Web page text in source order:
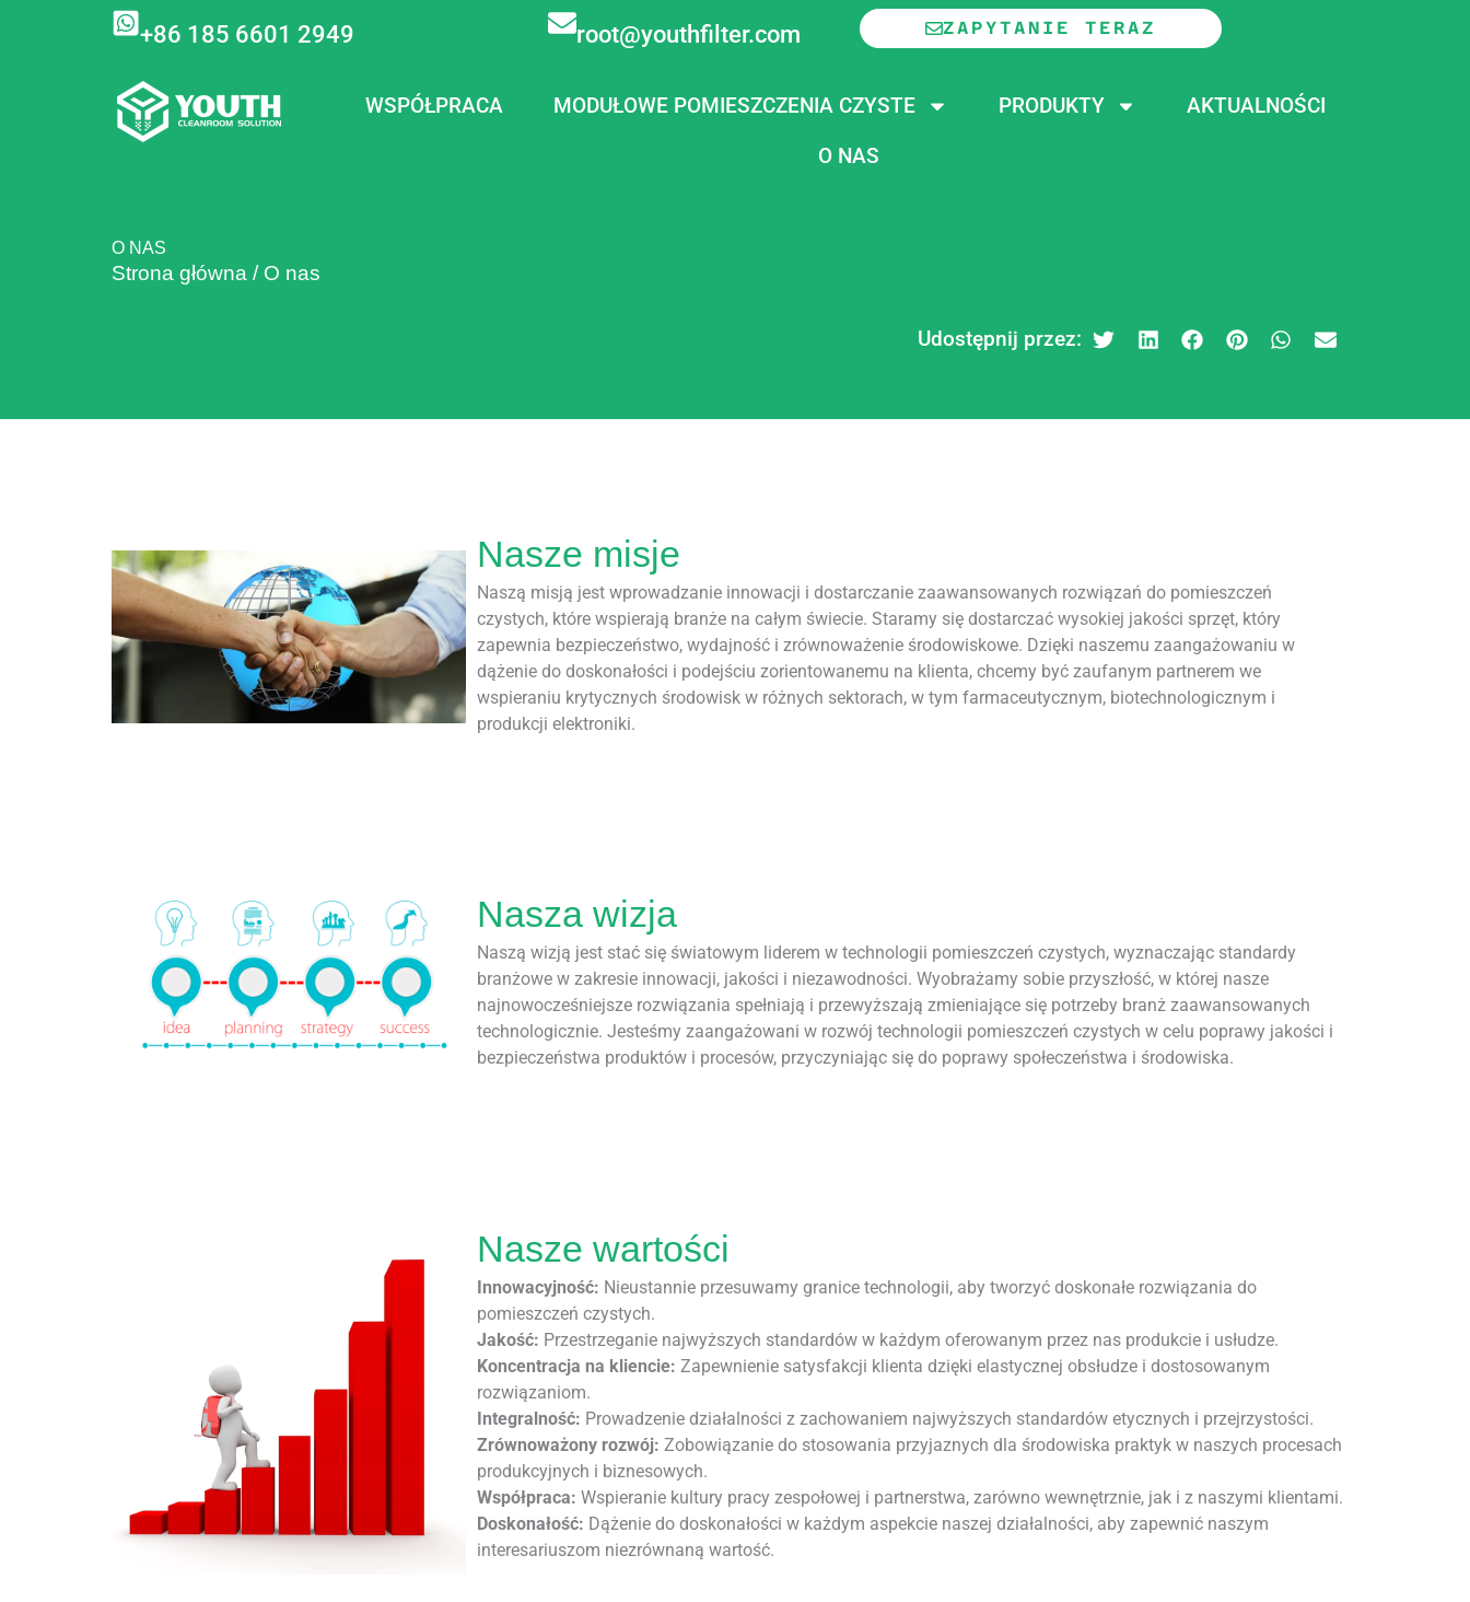
+86 185 6601 2949 root@youthfilter.com ZAPYTANIE TERAZ
WSPÓŁPRACA MODUŁOWE POMIESZCZENIA CZYSTE PRODUKTY
AKTUALNOŚCI
O NAS
O NAS
Strona główna / O nas
Udostępnij przez:
Nasze misje
Naszą misją jest wprowadzanie innowacji i dostarczanie zaawansowanych rozwiązań do pomieszczeń
czystych, które wspierają branże na całym świecie. Staramy się dostarczać wysokiej jakości sprzęt, który
zapewnia bezpieczeństwo, wydajność i zrównoważenie środowiskowe. Dzięki naszemu zaangażowaniu w
dążenie do doskonałości i podejściu zorientowanemu na klienta, chcemy być zaufanym partnerem we
wspieraniu krytycznych środowisk w różnych sektorach, w tym farmaceutycznym, biotechnologicznym i
produkcji elektroniki.
Nasza wizja
Naszą wizją jest stać się światowym liderem w technologii pomieszczeń czystych, wyznaczając standardy
branżowe w zakresie innowacji, jakości i niezawodności. Wyobrażamy sobie przyszłość, w której nasze
najnowocześniejsze rozwiązania spełniają i przewyższają zmieniające się potrzeby branż zaawansowanych
technologicznie. Jesteśmy zaangażowani w rozwój technologii pomieszczeń czystych w celu poprawy jakości i
bezpieczeństwa produktów i procesów, przyczyniając się do poprawy społeczeństwa i środowiska.
Nasze wartości
Innowacyjność: Nieustannie przesuwamy granice technologii, aby tworzyć doskonałe rozwiązania do
pomieszczeń czystych.
Jakość: Przestrzeganie najwyższych standardów w każdym oferowanym przez nas produkcie i usłudze.
Koncentracja na kliencie: Zapewnienie satysfakcji klienta dzięki elastycznej obsłudze i dostosowanym
rozwiązaniom.
Integralność: Prowadzenie działalności z zachowaniem najwyższych standardów etycznych i przejrzystości.
Zrównoważony rozwój: Zobowiązanie do stosowania przyjaznych dla środowiska praktyk w naszych procesach
produkcyjnych i biznesowych.
Współpraca: Wspieranie kultury pracy zespołowej i partnerstwa, zarówno wewnętrznie, jak i z naszymi klientami.
Doskonałość: Dążenie do doskonałości w każdym aspekcie naszej działalności, aby zapewnić naszym
interesariuszom niezrównaną wartość.